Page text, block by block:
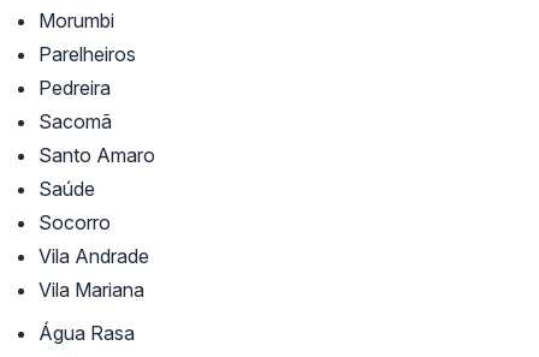
Morumbi
Parelheiros
Pedreira
Sacomã
Santo Amaro
Saúde
Socorro
Vila Andrade
Vila Mariana
Água Rasa